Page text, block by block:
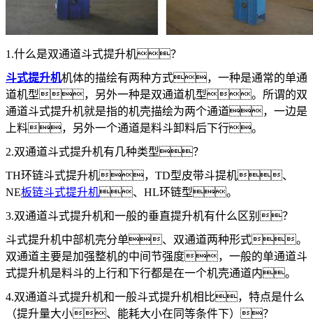
1.什么是双通道斗式提升机？
斗式提升机机体的描绘有两种方式，一种是通常的单通
道机型，另外一种是双通道机型。所谓的双
通道斗式提升机就是指的机壳描绘为两个通道，一边是
上料，另外一个通道是料斗卸料后下行。
2.双通道斗式提升机有几种类型？
TH环链斗式提升机，TD型皮带斗提机、
NE板链斗式提升机、HL环链型。
3.双通道斗式提升机和一般的垂直提升机有什么区别？
斗式提升机中部机壳分单、双通道两种形式。
双通道主要是加强整机的中间节强度，一般的单通道斗
式提升机是料斗的上行和下行都是在一个机壳通道内。
4.双通道斗式提升机和一般斗式提升机相比，特点是什么
（提升量大小、能耗大小在同等条件下）？